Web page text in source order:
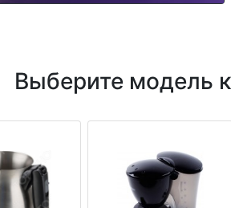
Выберите модель